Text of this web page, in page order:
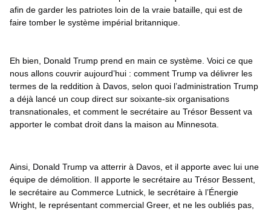
afin de garder les patriotes loin de la vraie bataille, qui est de
faire tomber le système impérial britannique.
Eh bien, Donald Trump prend en main ce système. Voici ce que
nous allons couvrir aujourd’hui : comment Trump va délivrer les
termes de la reddition à Davos, selon quoi l’administration Trump
a déjà lancé un coup direct sur soixante-six organisations
transnationales, et comment le secrétaire au Trésor Bessent va
apporter le combat droit dans la maison au Minnesota.
Ainsi, Donald Trump va atterrir à Davos, et il apporte avec lui une
équipe de démolition. Il apporte le secrétaire au Trésor Bessent,
le secrétaire au Commerce Lutnick, le secrétaire à l’Énergie
Wright, le représentant commercial Greer, et ne les oubliés pas,